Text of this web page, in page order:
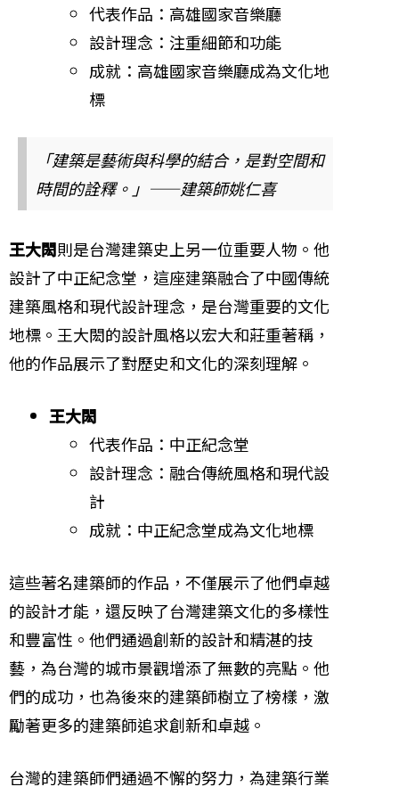
代表作品：高雄國家音樂廳
設計理念：注重細節和功能
成就：高雄國家音樂廳成為文化地
標
「建築是藝術與科學的結合，是對空間和
時間的詮釋。」——建築師姚仁喜
王大閎則是台灣建築史上另一位重要人物。他
設計了中正紀念堂，這座建築融合了中國傳統
建築風格和現代設計理念，是台灣重要的文化
地標。王大閎的設計風格以宏大和莊重著稱，
他的作品展示了對歷史和文化的深刻理解。
王大閎
代表作品：中正紀念堂
設計理念：融合傳統風格和現代設
計
成就：中正紀念堂成為文化地標
這些著名建築師的作品，不僅展示了他們卓越
的設計才能，還反映了台灣建築文化的多樣性
和豐富性。他們通過創新的設計和精湛的技
藝，為台灣的城市景觀增添了無數的亮點。他
們的成功，也為後來的建築師樹立了榜樣，激
勵著更多的建築師追求創新和卓越。
台灣的建築師們通過不懈的努力，為建築行業